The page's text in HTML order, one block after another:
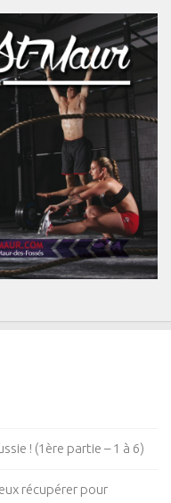
! (1ère partie – 1 à 6)
récupérer pour